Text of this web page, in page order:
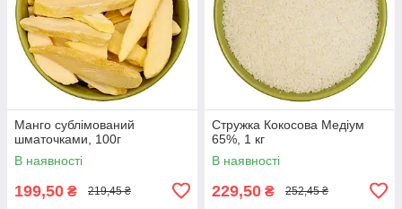
Манго сублімований
шматочками, 100г
В наявності
199,50 ₴ 219,45 ₴
Стружка Кокосова Медіум
65%, 1 кг
В наявності
229,50 ₴ 252,45 ₴